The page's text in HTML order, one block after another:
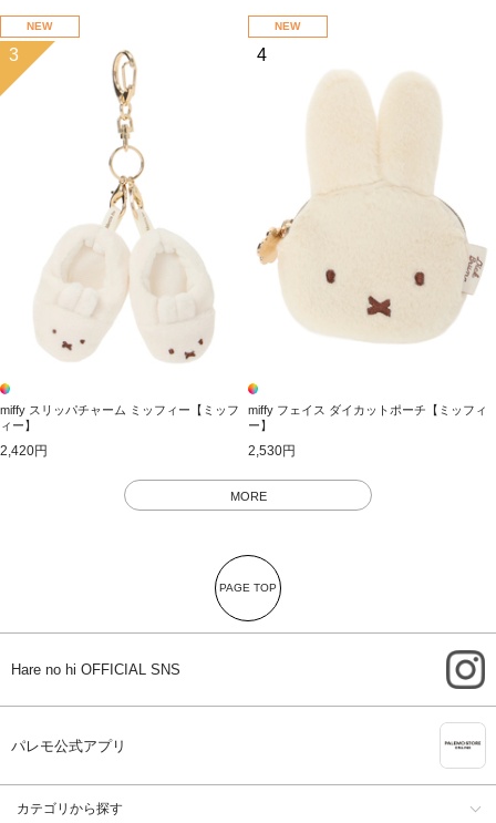
NEW
3
miffy スリッパチャーム ミッフィー【ミッフ
ィー】
2,420円
NEW
4
miffy フェイス ダイカットポーチ【ミッフィ
ー】
2,530円
MORE
PAGE TOP
Hare no hi OFFICIAL SNS
パレモ公式アプリ
カテゴリから探す